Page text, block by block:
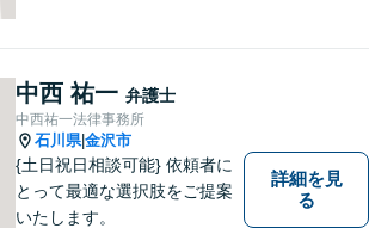
中西 祐一 弁護士
中西祐一法律事務所
石川県|金沢市
{土日祝日相談可能} 依頼者に
とって最適な選択肢をご提案
いたします。
詳細を見
る